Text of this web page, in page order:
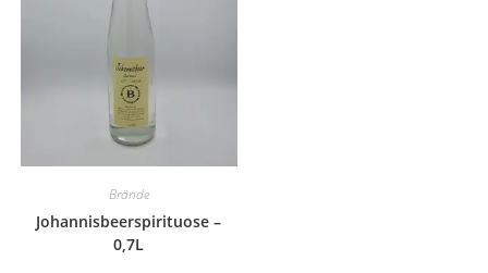
Brände
Johannisbeerspirituose –
0,7L